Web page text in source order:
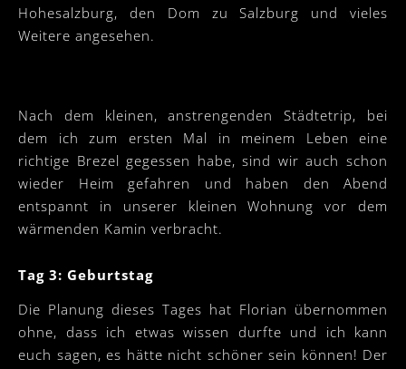
Hohesalzburg, den Dom zu Salzburg und vieles
Weitere angesehen.
Nach dem kleinen, anstrengenden Städtetrip, bei
dem ich zum ersten Mal in meinem Leben eine
richtige Brezel gegessen habe, sind wir auch schon
wieder Heim gefahren und haben den Abend
entspannt in unserer kleinen Wohnung vor dem
wärmenden Kamin verbracht.
Tag 3: Geburtstag
Die Planung dieses Tages hat Florian übernommen
ohne, dass ich etwas wissen durfte und ich kann
euch sagen, es hätte nicht schöner sein können! Der